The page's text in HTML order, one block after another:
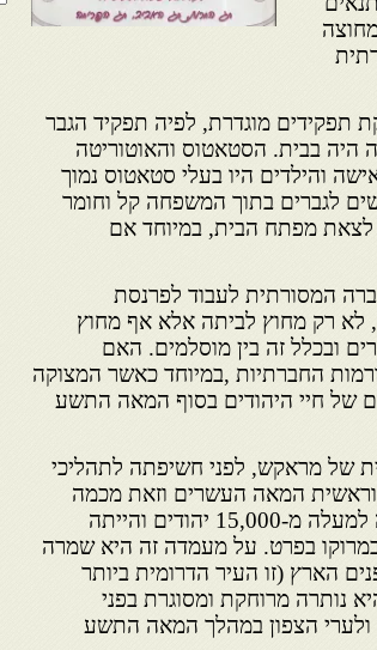
תפקידים מוגדרת, לפיה תפקיד הגבר
היה בבית. הסטאטוס והאוטוריטה
והילדים היו בעלי סטאטוס נמוך
לגברים בתוך המשפחה קל וחומר
מפתח הבית, במיוחד אם
המסורתית לעבוד לפרנסת
לא רק מחוץ לביתה אלא אף מחוץ
ובכלל זה בין מוסלמים. האם
החברתיות ,במיוחד כאשר המצוקה
של חיי היהודים בסוף המאה התשע
של מראקש, לפני חשיפתה לתהליכי
המאה העשרים וזאת מכמה
טעמים: ערב הכיבוש הצרפתי(1912) היא מנתה למעלה מ-15,000 יהודים והייתה
בפרט. על מעמדה זה היא שמרה
הארץ (זו העיר הדרומית ביותר
נותרה מרוחקת ומסוגרת בפני
ולערי הצפון במהלך המאה התשע